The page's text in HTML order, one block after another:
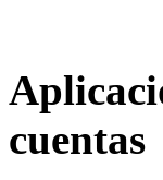
cuentas